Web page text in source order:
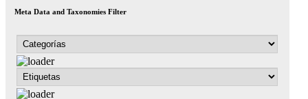
Meta Data and Taxonomies Filter